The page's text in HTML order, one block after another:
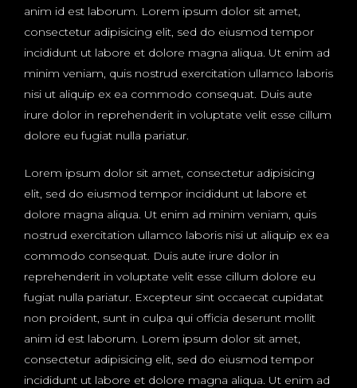
anim id est laborum. Lorem ipsum dolor sit amet,
consectetur adipisicing elit, sed do eiusmod tempor
incididunt ut labore et dolore magna aliqua. Ut enim ad
minim veniam, quis nostrud exercitation ullamco laboris
nisi ut aliquip ex ea commodo consequat. Duis aute
irure dolor in reprehenderit in voluptate velit esse cillum
dolore eu fugiat nulla pariatur.
Lorem ipsum dolor sit amet, consectetur adipisicing
elit, sed do eiusmod tempor incididunt ut labore et
dolore magna aliqua. Ut enim ad minim veniam, quis
nostrud exercitation ullamco laboris nisi ut aliquip ex ea
commodo consequat. Duis aute irure dolor in
reprehenderit in voluptate velit esse cillum dolore eu
fugiat nulla pariatur. Excepteur sint occaecat cupidatat
non proident, sunt in culpa qui officia deserunt mollit
anim id est laborum. Lorem ipsum dolor sit amet,
consectetur adipisicing elit, sed do eiusmod tempor
incididunt ut labore et dolore magna aliqua. Ut enim ad